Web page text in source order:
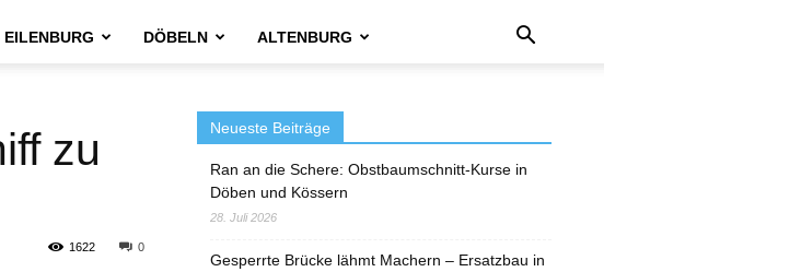
DÖBELN ALTENBURG
zu
0
1622
Neueste Beiträge
Ran an die Schere: Obstbaumschnitt-Kurse in
Döben und Kössern
28. Juli 2026
Gesperrte Brücke lähmt Machern – Ersatzbau in